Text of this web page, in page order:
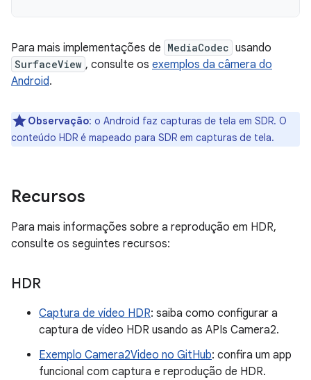
Para mais implementações de MediaCodec usando
SurfaceView , consulte os exemplos da câmera do
Android.
Observação: o Android faz capturas de tela em SDR. O
conteúdo HDR é mapeado para SDR em capturas de tela.
Recursos
Para mais informações sobre a reprodução em HDR,
consulte os seguintes recursos:
HDR
Captura de vídeo HDR: saiba como configurar a
captura de vídeo HDR usando as APIs Camera2.
Exemplo Camera2Video no GitHub: confira um app
funcional com captura e reprodução de HDR.